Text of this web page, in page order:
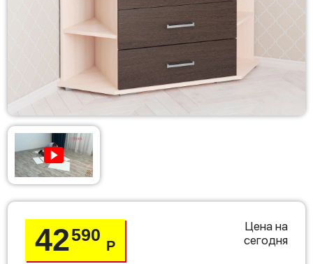
42590
Р
Цена на
сегодня